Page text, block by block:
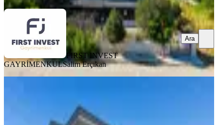
FIRST INVEST
GAYRİMENKULSalim Erçıkan
Ara
Lüks 7+1 Villa | Havuzlu
Silivri, Ortaköy Mahallesi